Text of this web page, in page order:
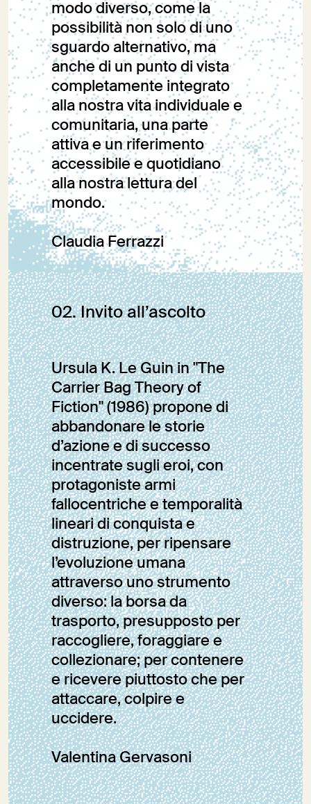
modo diverso, come la
possibilità non solo di uno
sguardo alternativo, ma
anche di un punto di vista
completamente integrato
alla nostra vita individuale e
comunitaria, una parte
attiva e un riferimento
accessibile e quotidiano
alla nostra lettura del
mondo.
Claudia Ferrazzi
Editoriale
02. Invito all’ascolto
Ursula K. Le Guin in "The
Carrier Bag Theory of
Fiction" (1986) propone di
abbandonare le storie
d’azione e di successo
incentrate sugli eroi, con
protagoniste armi
fallocentriche e temporalità
lineari di conquista e
distruzione, per ripensare
l’evoluzione umana
attraverso uno strumento
diverso: la borsa da
trasporto, presupposto per
raccogliere, foraggiare e
collezionare; per contenere
e ricevere piuttosto che per
attaccare, colpire e
uccidere.
Valentina Gervasoni